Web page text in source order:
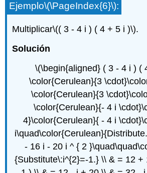
Ejemplo\(\PageIndex{6}\):
Multiplicar\(( 3 - 4 i ) ( 4 + 5 i )\).
Solución
\(\begin{aligned} ( 3 - 4 i ) (
\color{Cerulean}{3
\color{Cerulean}{3
\color{Cerulean}{- 4 i
4}\color{Cerulean}{ - 4 i
- 16 i - 20 i ^ { 2
{Substitute\:i^{2}=-1.} \\ & = 12 +